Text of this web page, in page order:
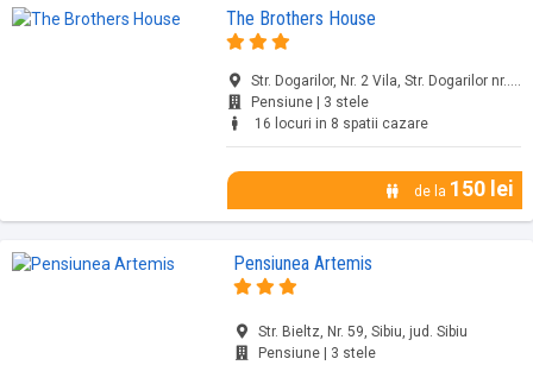
The Brothers House
Str. Dogarilor, Nr. 2 Vila, Str. Dogarilor nr..., Sibiu, jud. Sibiu
Pensiune | 3 stele
16 locuri in 8 spatii cazare
de la 150 lei
Pensiunea Artemis
Str. Bieltz, Nr. 59, Sibiu, jud. Sibiu
Pensiune | 3 stele